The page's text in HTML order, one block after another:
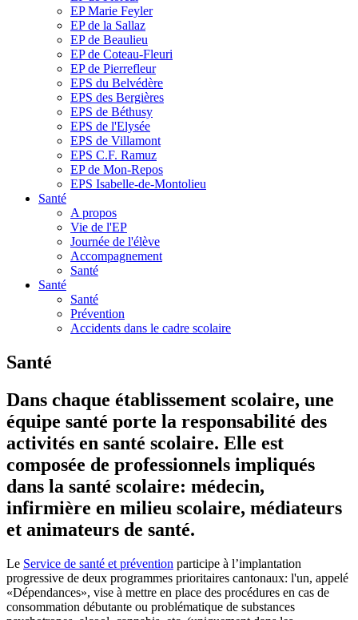
EP Marie Feyler
EP de la Sallaz
EP de Beaulieu
EP de Coteau-Fleuri
EP de Pierrefleur
EPS du Belvédère
EPS des Bergières
EPS de Béthusy
EPS de l'Elysée
EPS de Villamont
EPS C.F. Ramuz
EP de Mon-Repos
EPS Isabelle-de-Montolieu
Santé
A propos
Vie de l'EP
Journée de l'élève
Accompagnement
Santé
Santé
Santé
Prévention
Accidents dans le cadre scolaire
Santé
Dans chaque établissement scolaire, une
équipe santé porte la responsabilité des
activités en santé scolaire. Elle est
composée de professionnels impliqués
dans la santé scolaire: médecin,
infirmière en milieu scolaire, médiateurs
et animateurs de santé.
Le Service de santé et prévention participe à l’implantation
progressive de deux programmes prioritaires cantonaux: l'un, appelé
«Dépendances», vise à mettre en place des procédures en cas de
consommation débutante ou problématique de substances